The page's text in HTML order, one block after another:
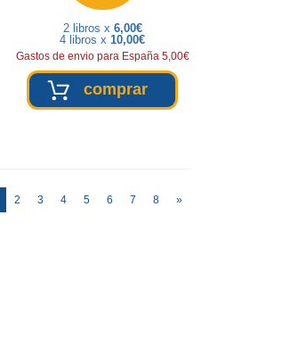
2 libros x 6,00€
4 libros x 10,00€
Gastos de envio para España 5,00€
comprar
(current)
2 3 4 5 6 7 8 »